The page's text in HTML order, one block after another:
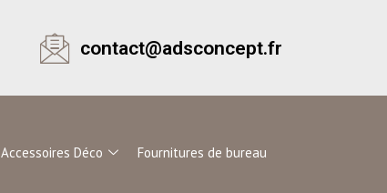
contact@adsconcept.fr
Accessoires Déco Fournitures de bureau